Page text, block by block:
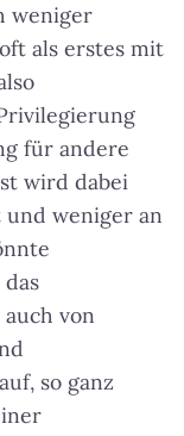
weniger
als erstes mit
für andere
wird dabei
und weniger an
von
so ganz